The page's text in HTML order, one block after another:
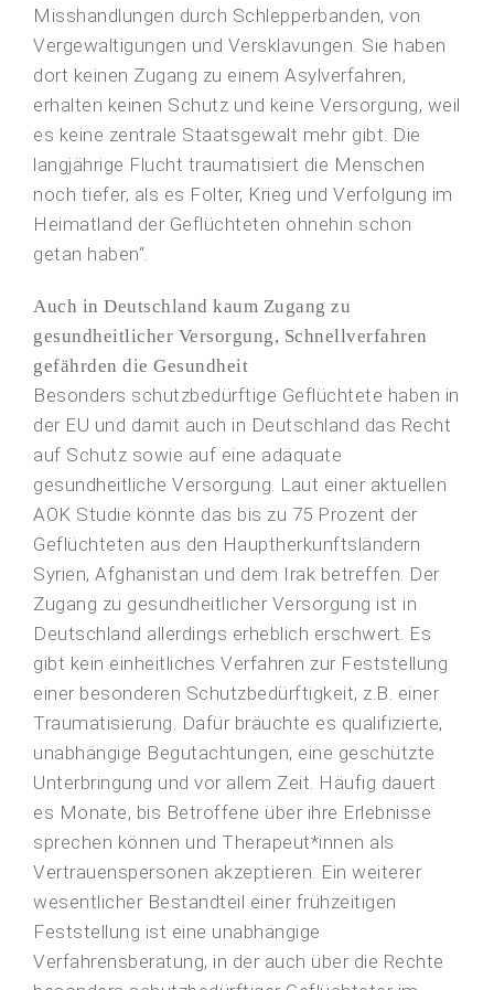
Misshandlungen durch Schlepperbanden, von
Vergewaltigungen und Versklavungen. Sie haben
dort keinen Zugang zu einem Asylverfahren,
erhalten keinen Schutz und keine Versorgung, weil
es keine zentrale Staatsgewalt mehr gibt. Die
langjährige Flucht traumatisiert die Menschen
noch tiefer, als es Folter, Krieg und Verfolgung im
Heimatland der Geflüchteten ohnehin schon
getan haben“.
Auch in Deutschland kaum Zugang zu
gesundheitlicher Versorgung, Schnellverfahren
gefährden die Gesundheit
Besonders schutzbedürftige Geflüchtete haben in
der EU und damit auch in Deutschland das Recht
auf Schutz sowie auf eine adäquate
gesundheitliche Versorgung. Laut einer aktuellen
AOK Studie könnte das bis zu 75 Prozent der
Geflüchteten aus den Hauptherkunftsländern
Syrien, Afghanistan und dem Irak betreffen. Der
Zugang zu gesundheitlicher Versorgung ist in
Deutschland allerdings erheblich erschwert. Es
gibt kein einheitliches Verfahren zur Feststellung
einer besonderen Schutzbedürftigkeit, z.B. einer
Traumatisierung. Dafür bräuchte es qualifizierte,
unabhängige Begutachtungen, eine geschützte
Unterbringung und vor allem Zeit. Häufig dauert
es Monate, bis Betroffene über ihre Erlebnisse
sprechen können und Therapeut*innen als
Vertrauenspersonen akzeptieren. Ein weiterer
wesentlicher Bestandteil einer frühzeitigen
Feststellung ist eine unabhängige
Verfahrensberatung, in der auch über die Rechte